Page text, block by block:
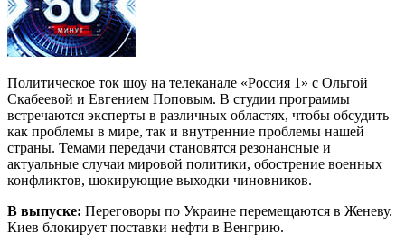
Политическое ток шоу на телеканале «Россия 1» с Ольгой
Скабеевой и Евгением Поповым. В студии программы
встречаются эксперты в различных областях, чтобы обсудить
как проблемы в мире, так и внутренние проблемы нашей
страны. Темами передачи становятся резонансные и
актуальные случаи мировой политики, обострение военных
конфликтов, шокирующие выходки чиновников.
В выпуске: Переговоры по Украине перемещаются в Женеву.
Киев блокирует поставки нефти в Венгрию.